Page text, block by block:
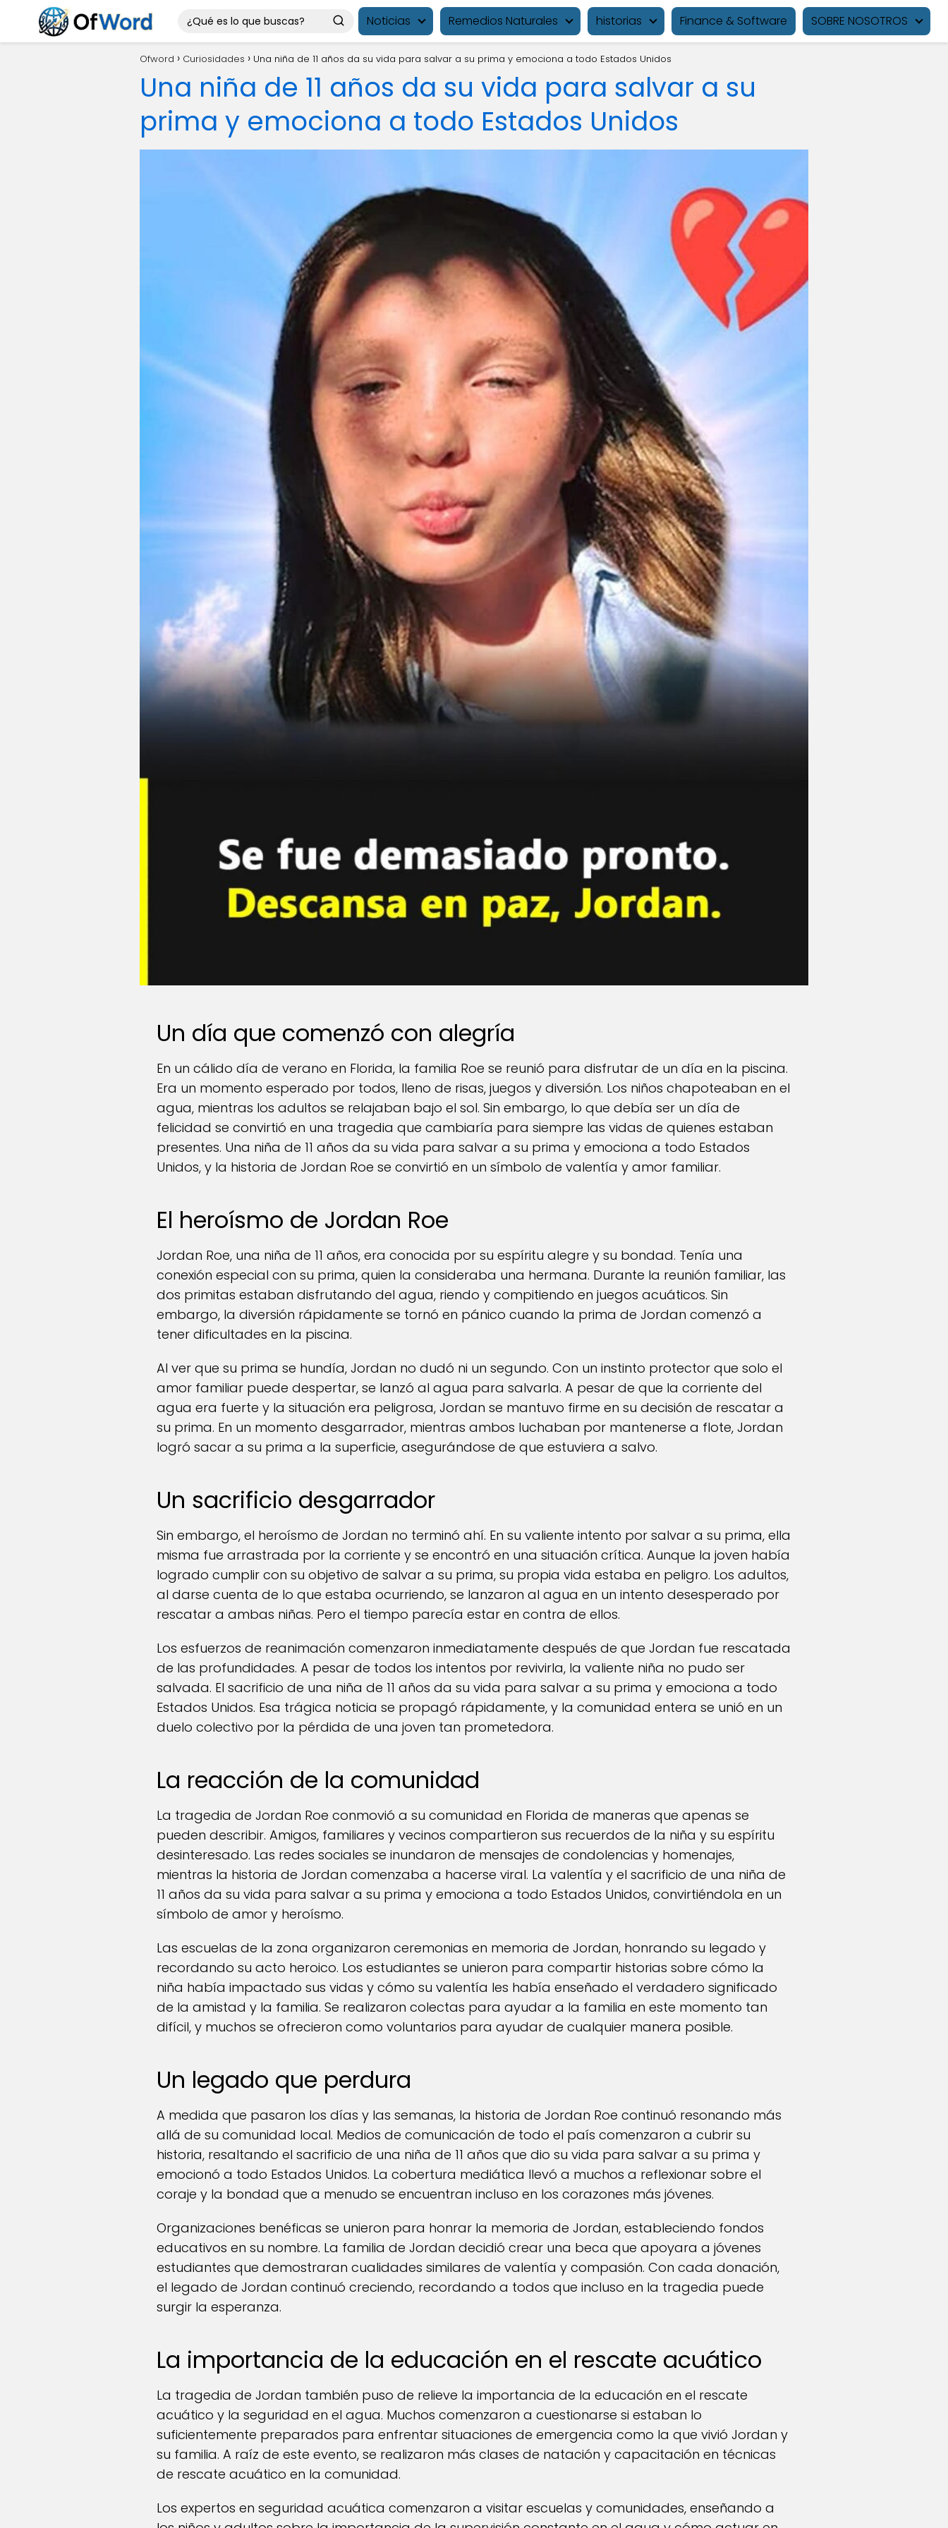
Noticias Remedios Naturales historias Finance & Software SOBRE NOSOTROS
Ofword Curiosidades Una niña de 11 años da su vida para salvar a su prima y emociona a todo Estados Unidos
Una niña de 11 años da su vida para salvar a su
prima y emociona a todo Estados Unidos
Un día que comenzó con alegría
En un cálido día de verano en Florida, la familia Roe se reunió para disfrutar de un día en la piscina.
Era un momento esperado por todos, lleno de risas, juegos y diversión. Los niños chapoteaban en el
agua, mientras los adultos se relajaban bajo el sol. Sin embargo, lo que debía ser un día de
felicidad se convirtió en una tragedia que cambiaría para siempre las vidas de quienes estaban
presentes. Una niña de 11 años da su vida para salvar a su prima y emociona a todo Estados
Unidos, y la historia de Jordan Roe se convirtió en un símbolo de valentía y amor familiar.
El heroísmo de Jordan Roe
Jordan Roe, una niña de 11 años, era conocida por su espíritu alegre y su bondad. Tenía una
conexión especial con su prima, quien la consideraba una hermana. Durante la reunión familiar, las
dos primitas estaban disfrutando del agua, riendo y compitiendo en juegos acuáticos. Sin
embargo, la diversión rápidamente se tornó en pánico cuando la prima de Jordan comenzó a
tener dificultades en la piscina.
Al ver que su prima se hundía, Jordan no dudó ni un segundo. Con un instinto protector que solo el
amor familiar puede despertar, se lanzó al agua para salvarla. A pesar de que la corriente del
agua era fuerte y la situación era peligrosa, Jordan se mantuvo firme en su decisión de rescatar a
su prima. En un momento desgarrador, mientras ambos luchaban por mantenerse a flote, Jordan
logró sacar a su prima a la superficie, asegurándose de que estuviera a salvo.
Un sacrificio desgarrador
Sin embargo, el heroísmo de Jordan no terminó ahí. En su valiente intento por salvar a su prima, ella
misma fue arrastrada por la corriente y se encontró en una situación crítica. Aunque la joven había
logrado cumplir con su objetivo de salvar a su prima, su propia vida estaba en peligro. Los adultos,
al darse cuenta de lo que estaba ocurriendo, se lanzaron al agua en un intento desesperado por
rescatar a ambas niñas. Pero el tiempo parecía estar en contra de ellos.
Los esfuerzos de reanimación comenzaron inmediatamente después de que Jordan fue rescatada
de las profundidades. A pesar de todos los intentos por revivirla, la valiente niña no pudo ser
salvada. El sacrificio de una niña de 11 años da su vida para salvar a su prima y emociona a todo
Estados Unidos. Esa trágica noticia se propagó rápidamente, y la comunidad entera se unió en un
duelo colectivo por la pérdida de una joven tan prometedora.
La reacción de la comunidad
La tragedia de Jordan Roe conmovió a su comunidad en Florida de maneras que apenas se
pueden describir. Amigos, familiares y vecinos compartieron sus recuerdos de la niña y su espíritu
desinteresado. Las redes sociales se inundaron de mensajes de condolencias y homenajes,
mientras la historia de Jordan comenzaba a hacerse viral. La valentía y el sacrificio de una niña de
11 años da su vida para salvar a su prima y emociona a todo Estados Unidos, convirtiéndola en un
símbolo de amor y heroísmo.
Las escuelas de la zona organizaron ceremonias en memoria de Jordan, honrando su legado y
recordando su acto heroico. Los estudiantes se unieron para compartir historias sobre cómo la
niña había impactado sus vidas y cómo su valentía les había enseñado el verdadero significado
de la amistad y la familia. Se realizaron colectas para ayudar a la familia en este momento tan
difícil, y muchos se ofrecieron como voluntarios para ayudar de cualquier manera posible.
Un legado que perdura
A medida que pasaron los días y las semanas, la historia de Jordan Roe continuó resonando más
allá de su comunidad local. Medios de comunicación de todo el país comenzaron a cubrir su
historia, resaltando el sacrificio de una niña de 11 años que dio su vida para salvar a su prima y
emocionó a todo Estados Unidos. La cobertura mediática llevó a muchos a reflexionar sobre el
coraje y la bondad que a menudo se encuentran incluso en los corazones más jóvenes.
Organizaciones benéficas se unieron para honrar la memoria de Jordan, estableciendo fondos
educativos en su nombre. La familia de Jordan decidió crear una beca que apoyara a jóvenes
estudiantes que demostraran cualidades similares de valentía y compasión. Con cada donación,
el legado de Jordan continuó creciendo, recordando a todos que incluso en la tragedia puede
surgir la esperanza.
La importancia de la educación en el rescate acuático
La tragedia de Jordan también puso de relieve la importancia de la educación en el rescate
acuático y la seguridad en el agua. Muchos comenzaron a cuestionarse si estaban lo
suficientemente preparados para enfrentar situaciones de emergencia como la que vivió Jordan y
su familia. A raíz de este evento, se realizaron más clases de natación y capacitación en técnicas
de rescate acuático en la comunidad.
Los expertos en seguridad acuática comenzaron a visitar escuelas y comunidades, enseñando a